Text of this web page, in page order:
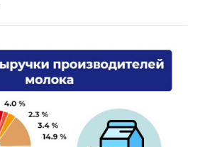
производственных и
маркетинговых параметров
строительства молочно-
товарной фермы для
подтверждения ее
экономической